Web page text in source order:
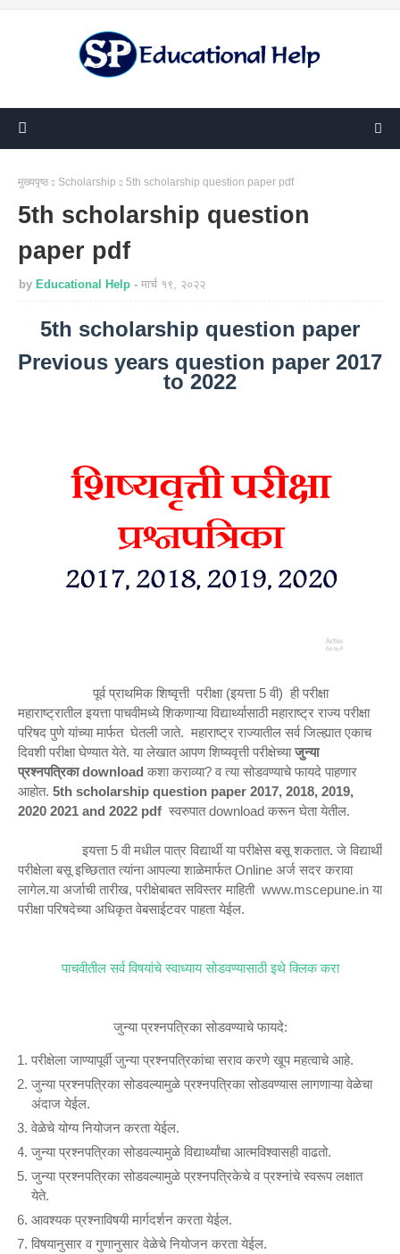
मुख्यपृष्ठ Scholarship 5th scholarship question paper pdf
5th scholarship question
paper pdf
by Educational Help मार्च १९, २०२२
5th scholarship question paper
Previous years question paper 2017
to 2022
पूर्व प्राथमिक शिष्वृत्ती परीक्षा (इयत्ता 5 वी) ही परीक्षा
महाराष्ट्रातील इयत्ता पाचवीमध्ये शिकणाऱ्या विद्यार्थ्यासाठी महाराष्ट्र राज्य परीक्षा
परिषद पुणे यांच्या मार्फत घेतली जाते. महाराष्ट्र राज्यातील सर्व जिल्ह्यात एकाच
दिवशी परीक्षा घेण्यात येते. या लेखात आपण शिष्यवृत्ती परीक्षेच्याजुन्या
प्रश्नपत्रिका download कशा कराव्या? व त्या सोडवण्याचे फायदे पाहणार
आहोत. 5th scholarship question paper 2017, 2018, 2019,
2020 2021 and 2022 pdf स्वरुपात download करून घेता येतील.
इयत्ता 5 वी मधील पात्र विद्यार्थी या परीक्षेस बसू शकतात. जे विद्यार्थी
परीक्षेला बसू इच्छितात त्यांना आपल्या शाळेमार्फत Online अर्ज सदर करावा
लागेल.या अर्जाची तारीख, परीक्षेबाबत सविस्तर माहिती www.mscepune.in या
परीक्षा परिषदेच्या अधिकृत वेबसाईटवर पाहता येईल.
पाचवीतील सर्व विषयांचे स्वाध्याय सोडवण्यासाठी इथे क्लिक करा
जुन्या प्रश्नपत्रिका सोडवण्याचे फायदे:
परीक्षेला जाण्यापूर्वी जुन्या प्रश्नपत्रिकांचा सराव करणे खूप महत्वाचे आहे.
जुन्या प्रश्नपत्रिका सोडवल्यामुळे प्रश्नपत्रिका सोडवण्यास लागणाऱ्या वेळेचा
अंदाज येईल.
वेळेचे योग्य नियोजन करता येईल.
जुन्या प्रश्नपत्रिका सोडवल्यामुळे विद्यार्थ्यांचा आत्मविश्वासही वाढतो.
जुन्या प्रश्नपत्रिका सोडवल्यामुळे प्रश्नपत्रिकेचे व प्रश्नांचे स्वरूप लक्षात
येते.
आवश्यक प्रश्नाविषयी मार्गदर्शन करता येईल.
विषयानुसार व गुणानुसार वेळेचे नियोजन करता येईल.